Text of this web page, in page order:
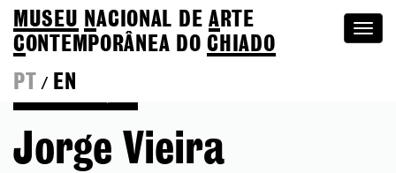
MUSEU NACIONAL DEA RTE
CONTEMPORÂNEA DOCHIADO
PT
/ EN
Jorge Vieira